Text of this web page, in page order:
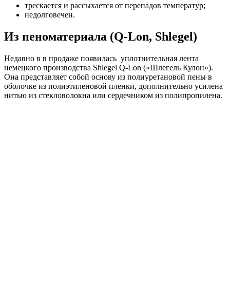
трескается и рассыхается от перепадов температур;
недолговечен.
Из пеноматериала (Q-Lon, Shlegel)
Недавно в в продаже появилась уплотнительная лента
немецкого производства Shlegel Q-Lon («Шлегель Кулон»).
Она представляет собой основу из полиуретановой пены в
оболочке из полиэтиленовой пленки, дополнительно усилена
нитью из стекловолокна или сердечником из полипропилена.